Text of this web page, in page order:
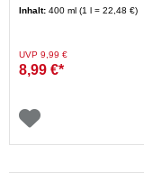
Inhalt: 400 ml (1 l = 22,48 €)
Preis reduziert von
UVP 9,99 €auf
8,99 €*